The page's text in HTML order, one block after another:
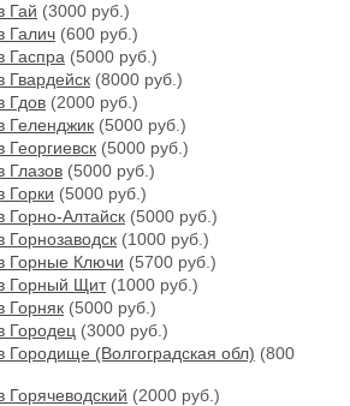
Гай (3000 руб.)
Галич (600 руб.)
Гаспра (5000 руб.)
Гвардейск (8000 руб.)
Гдов (2000 руб.)
Геленджик (5000 руб.)
Георгиевск (5000 руб.)
Глазов (5000 руб.)
Горки (5000 руб.)
Горно-Алтайск (5000 руб.)
Горнозаводск (1000 руб.)
Горные Ключи (5700 руб.)
Горный Щит(1000 руб.)
Горняк (5000 руб.)
Городец (3000 руб.)
Городище (Волгоградская обл) (800
Горячеводский (2000 руб.)